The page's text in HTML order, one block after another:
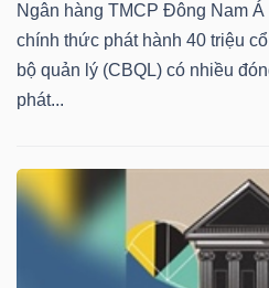
Ngân hàng TMCP Đông Nam
chính thức phát hành 40 triệu
bộ quản lý (CBQL) có nhiều
phát...